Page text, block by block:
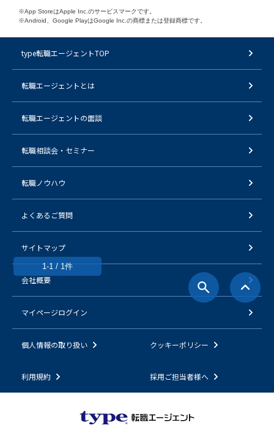
1-1 / 1件
※App StoreはApple Inc.のサービスマークです。
※Android、Google PlayはGoogle Inc.の商標または登録商標です。
type転職エージェントTOP
転職エージェントとは
転職エージェントの面談
転職相談会・セミナー
転職ノウハウ
よくあるご質問
サイトマップ
会社概要
マイページログイン
個人情報の取り扱い クッキーポリシー
利用規約 採用ご担当者様へ